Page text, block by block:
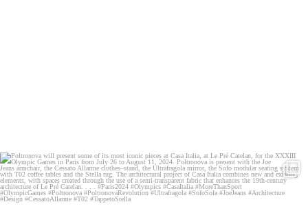
Poltronova will present some of its most iconic...
229 2